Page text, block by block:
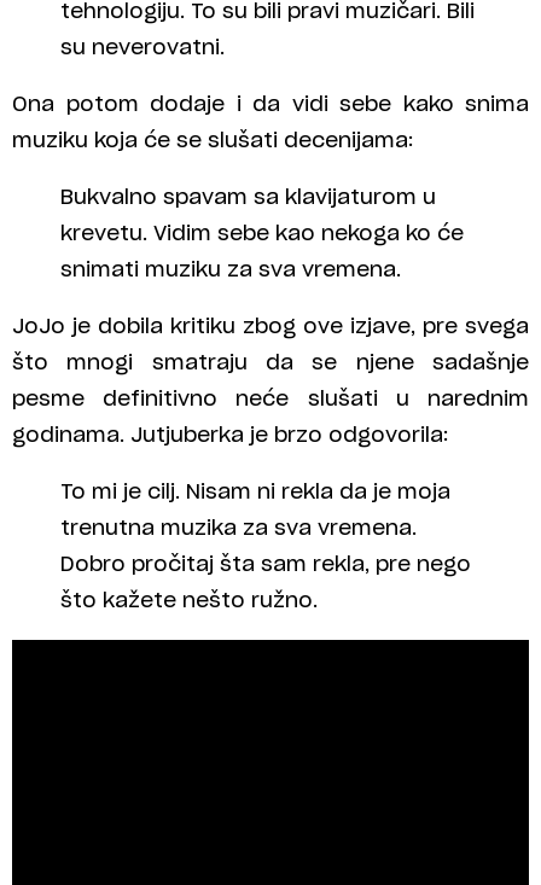
tehnologiju. To su bili pravi muzičari. Bili
su neverovatni.
Ona potom dodaje i da vidi sebe kako snima
muziku koja će se slušati decenijama:
Bukvalno spavam sa klavijaturom u
krevetu. Vidim sebe kao nekoga ko će
snimati muziku za sva vremena.
JoJo je dobila kritiku zbog ove izjave, pre svega
što mnogi smatraju da se njene sadašnje
pesme definitivno neće slušati u narednim
godinama. Jutjuberka je brzo odgovorila:
To mi je cilj. Nisam ni rekla da je moja
trenutna muzika za sva vremena.
Dobro pročitaj šta sam rekla, pre nego
što kažete nešto ružno.